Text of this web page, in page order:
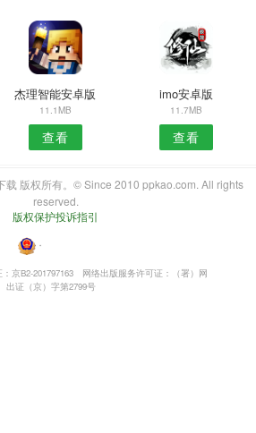
杰理智能安卓版
11.1MB
查看
imo安卓版
11.7MB
查看
载 版权所有。© Since 2010 ppkao.com. All rights
reserved.
版权保护投诉指引
・
京B2-201797163
网络出版服务许可证：（署）网
出证（京）字第2799号